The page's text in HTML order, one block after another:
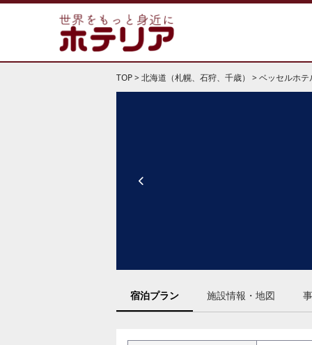
TOP>北海道（札幌、石狩、千歳） >ベッセルホ
宿泊プラン 施設情報・地図